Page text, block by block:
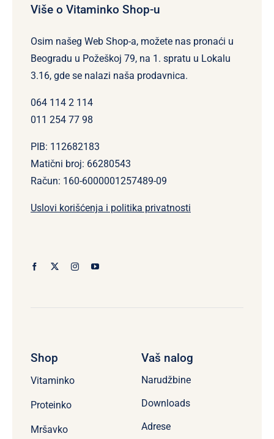
Više o Vitaminko Shop-u
Osim našeg Web Shop-a, možete nas pronaći u
Beogradu u Požeškoj 79, na 1. spratu u Lokalu
3.16, gde se nalazi naša prodavnica.
064 114 2 114
011 254 77 98
PIB: 112682183
Matični broj: 66280543
Račun: 160-6000001257489-09
Uslovi korišćenja i politika privatnosti
Shop
Vitaminko
Proteinko
Mršavko
Vaš nalog
Narudžbine
Downloads
Adrese